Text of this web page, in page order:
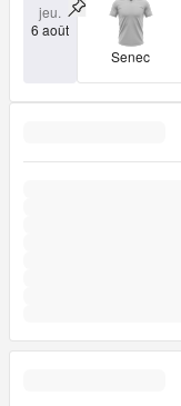
jeu.
6 août
Epingler match
Senec